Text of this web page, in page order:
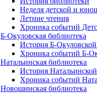
Неделя детской и
Летние чтения
Хроника событий
Б-Окуловская библиотека
История Б-
Хроника событий Б-
Натальинская библиотека
История
Хроника событий
Новошинская библиотека